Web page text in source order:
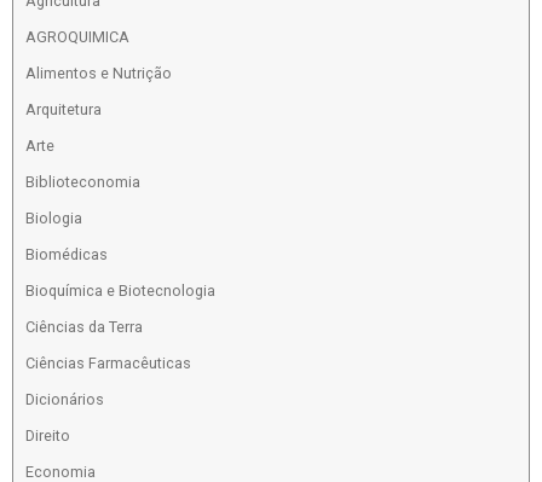
AGROQUIMICA
Alimentos e Nutrição
Arquitetura
Arte
Biblioteconomia
Biologia
Biomédicas
Bioquímica e Biotecnologia
Ciências da Terra
Ciências Farmacêuticas
Dicionários
Direito
Economia